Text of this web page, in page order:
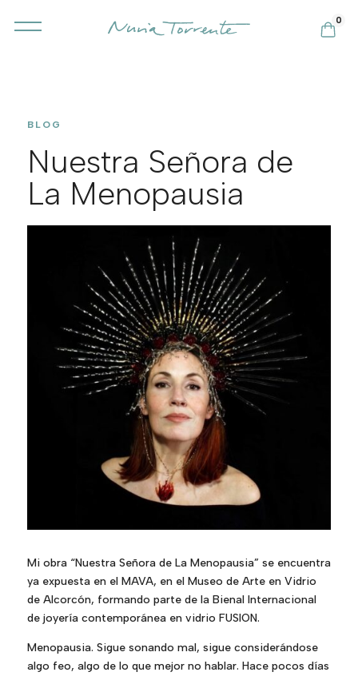
0
BLOG
Nuestra Señora de
La Menopausia
Mi obra “Nuestra Señora de La Menopausia” se encuentra
ya expuesta en el MAVA, en el Museo de Arte en Vidrio
de Alcorcón, formando parte de la Bienal Internacional
de joyería contemporánea en vidrio FUSION.
Menopausia. Sigue sonando mal, sigue considerándose
algo feo, algo de lo que mejor no hablar. Hace pocos días